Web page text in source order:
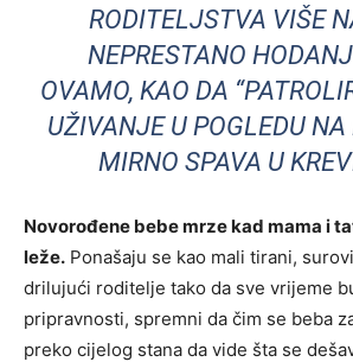
RODITELJSTVA VIŠE
NEPRESTANO
OVAMO, KAO DA
UŽIVANJE U POGLEDU NA
MIRNO SPAVA U
Novorođene bebe mrze kad mama i
leže. Ponašaju se kao mali tirani,
drilujući roditelje tako da sve vrijeme
pripravnosti, spremni da čim se beba
preko cijelog stana da vide šta se